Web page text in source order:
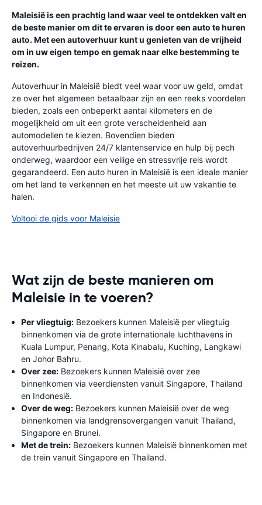
Maleisië is een prachtig land waar veel te ontdekken valt en
de beste manier om dit te ervaren is door een auto te huren
auto. Met een autoverhuur kunt u genieten van de vrijheid
om in uw eigen tempo en gemak naar elke bestemming te
reizen.
Autoverhuur in Maleisië biedt veel waar voor uw geld, omdat
ze over het algemeen betaalbaar zijn en een reeks voordelen
bieden, zoals een onbeperkt aantal kilometers en de
mogelijkheid om uit een grote verscheidenheid aan
automodellen te kiezen. Bovendien bieden
autoverhuurbedrijven 24/7 klantenservice en hulp bij pech
onderweg, waardoor een veilige en stressvrije reis wordt
gegarandeerd. Een auto huren in Maleisië is een ideale manier
om het land te verkennen en het meeste uit uw vakantie te
halen.
Voltooi de gids voor Maleisie
Wat zijn de beste manieren om
Maleisie in te voeren?
Per vliegtuig: Bezoekers kunnen Maleisië per vliegtuig
binnenkomen via de grote internationale luchthavens in
Kuala Lumpur, Penang, Kota Kinabalu, Kuching, Langkawi
en Johor Bahru.
Over zee: Bezoekers kunnen Maleisië over zee
binnenkomen via veerdiensten vanuit Singapore, Thailand
en Indonesië.
Over de weg: Bezoekers kunnen Maleisië over de weg
binnenkomen via landgrensovergangen vanuit Thailand,
Singapore en Brunei.
Met de trein: Bezoekers kunnen Maleisië binnenkomen met
de trein vanuit Singapore en Thailand.